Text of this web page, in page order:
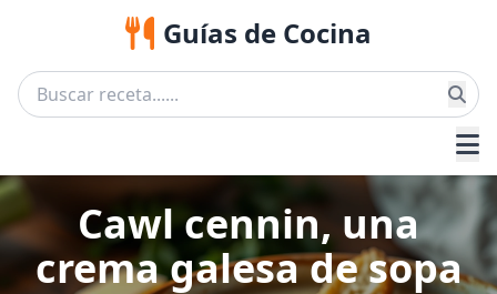
Guías de Cocina
Cawl cennin, una
crema galesa de sopa